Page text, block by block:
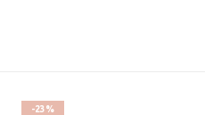
-23%